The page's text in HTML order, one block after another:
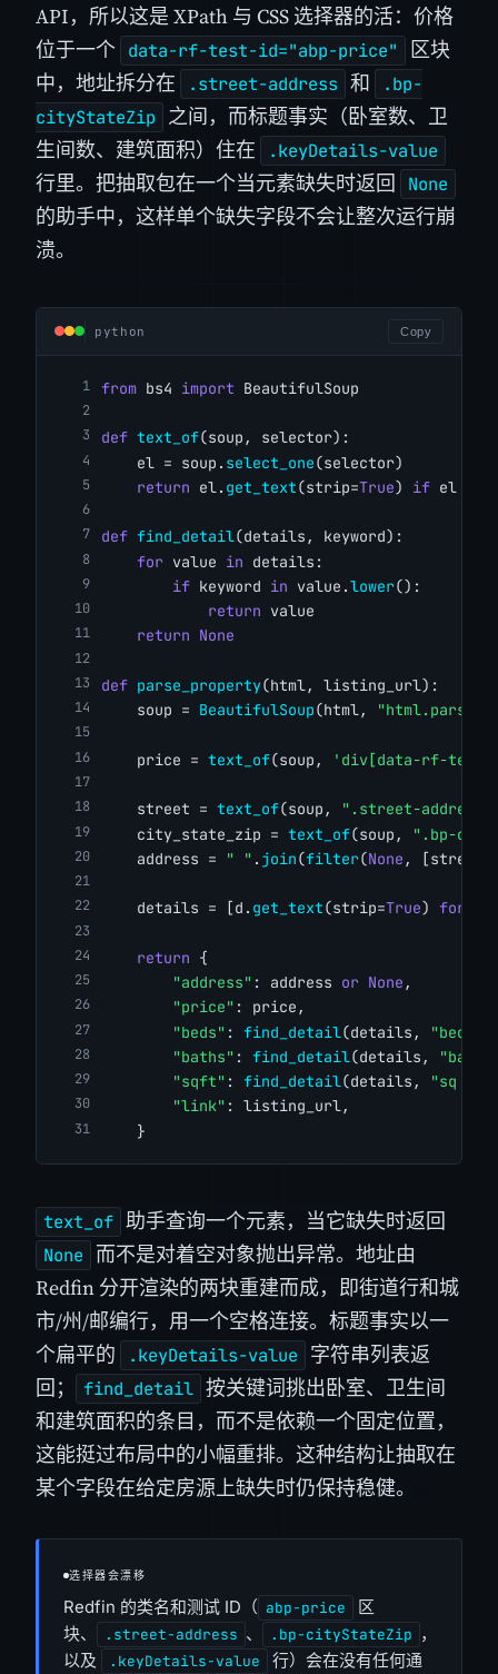
API，所以这是 XPath 与 CSS 选择器的活：价格
位于一个 data-rf-test-id="abp-price"
区块
中，地址拆分在
.street-address 和
.bp-
cityStateZip
之间，而标题事实（卧室数、卫
生间数、建筑面积）住在
.keyDetails-value
行里。把抽取包在一个当元素缺失时返回 None
的助手中，这样单个缺失字段不会让整次运行崩
溃。
python Copy
from bs4 import BeautifulSoup
def text_of(soup, selector):
    el = soup.
select_one(selector)
return el. get_text(strip=True) if el
def find_detail(details, keyword):
for value in details:
if keyword in value.lower():
return value
return None
def parse_property(html, listing_url):
    soup =
BeautifulSoup(html, "html.parser"
    price =
text_of(soup, 'div[data-rf-test-
    street =
text_of(soup, ".street-address"
    city_state_zip =
text_of(soup,
".bp-
    address =
" " . join(filter(None , [street,
    details = [d.
get_text(strip=True) for
return {
"address" : address or None ,
"price" : price,
"beds" : find_detail(details, "bed"
"baths" : find_detail(details, "bath"
"sqft" : find_detail(details, "sq ft"
"link" : listing_url,
    }
text_of 助手查询一个元素，当它缺失时返回
None
而不是对着空对象抛出异常。地址由
Redfin 分开渲染的两块重建而成，即街道行和城
市/州/邮编行，用一个空格连接。标题事实以一
个扁平的
.keyDetails-value
字符串列表返
回；
find_detail 按关键词挑出卧室、卫生间
和建筑面积的条目，而不是依赖一个固定位置，
这能挺过布局中的小幅重排。这种结构让抽取在
某个字段在给定房源上缺失时仍保持稳健。
选择器会漂移
Redfin 的类名和测试 ID（ abp-price
区
块、
.street-address 、 .bp-cityStateZip ，
以及
.keyDetails-value
行）会在没有任何通